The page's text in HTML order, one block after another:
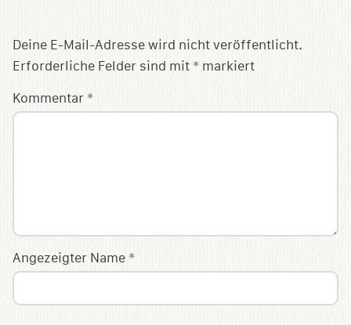
Deine E-Mail-Adresse wird nicht veröffentlicht.
Erforderliche Felder sind mit * markiert
Kommentar *
Angezeigter Name *